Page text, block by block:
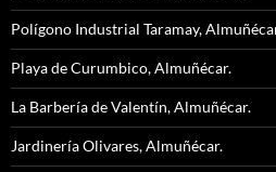
Polígono Industrial Taramay,
Playa de Curumbico, Almuñécar.
La Barbería de Valentín, Almuñécar.
Jardinería Olivares, Almuñécar.